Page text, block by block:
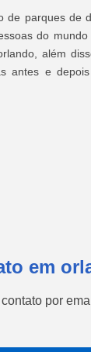
de parques de
do
além
antes e
em
por